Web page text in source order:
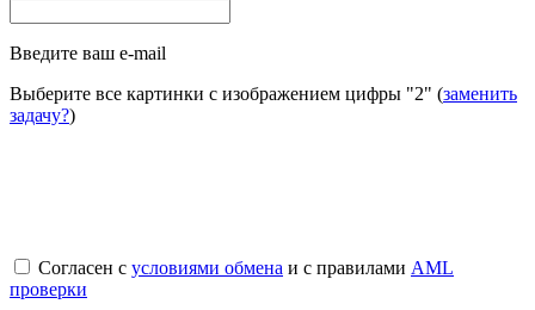
Введите ваш e-mail
Выберите все картинки с изображением цифры "2" (заменить
задачу?)
Согласен с условиями обмена и с правилами AML
проверки